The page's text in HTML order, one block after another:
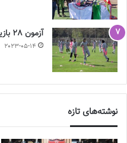
آزمون 28 بازیکن را به اردو فرا خواند
2023-05-14
نوشته‌های تازه